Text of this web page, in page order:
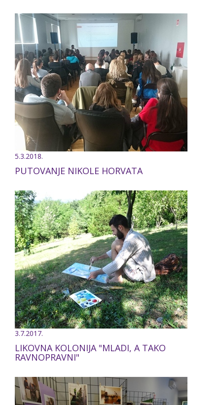
5.3.2018.
PUTOVANJE NIKOLE HORVATA
3.7.2017.
LIKOVNA KOLONIJA "MLADI, A TAKO
RAVNOPRAVNI"